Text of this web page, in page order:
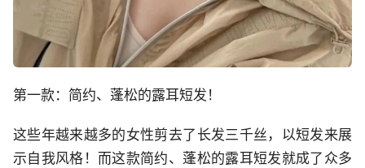
第一款：简约、蓬松的露耳短发！
这些年越来越多的女性剪去了长发三千丝，以短发来展
示自我风格！而这款简约、蓬松的露耳短发就成了众多